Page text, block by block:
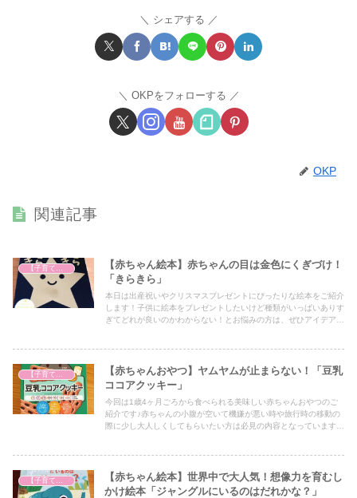
シェアする
OKPをフォローする
OKP
関連記事
【赤ちゃん絵本】赤ちゃんの目は金色にくぎづけ！
「きらきら」
本日は出産祝いやクリスマスプレゼントにぴったりな絵本をご紹介
します！子供に絵本をプレゼントしたいけど種類がいっぱいありす
ぎてどれが良いのかわからない！とお悩みの方は、ぜひアイデアの
【赤ちゃんおやつ】ヤムヤムが止まらない！「豆乳
ココアクッキー」
今回は1歳4ヶ月ごろから食べられる美味しい赤ちゃんおやつのご
紹介です♪赤ちゃんの小腹が空いて機嫌が悪い時や旅行時の移動の
際に少し大人しくしてもらいたい方は必見の内容となっていますの
【赤ちゃん絵本】世界中で大人気！想像力を育むし
かけ絵本「ジャングルにいるのはだれかな？」